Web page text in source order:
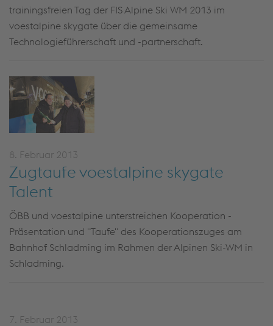
trainingsfreien Tag der FIS Alpine Ski WM 2013 im
voestalpine skygate über die gemeinsame
Technologieführerschaft und -partnerschaft.
8. Februar 2013
Zugtaufe voestalpine skygate
Talent
ÖBB und voestalpine unterstreichen Kooperation -
Präsentation und "Taufe" des Kooperationszuges am
Bahnhof Schladming im Rahmen der Alpinen Ski-WM in
Schladming.
7. Februar 2013